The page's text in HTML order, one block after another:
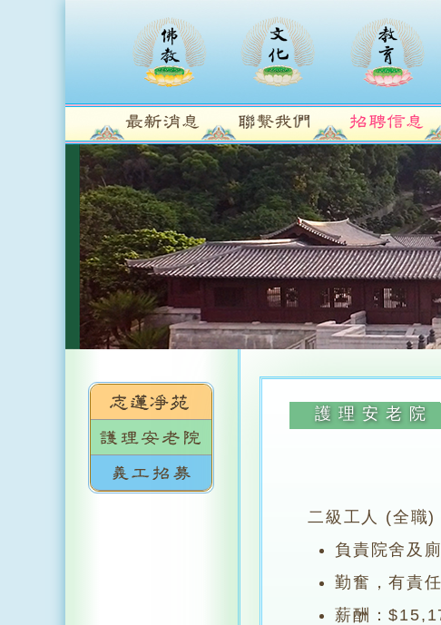
護理安老院
二級工人 (全職)
負責院舍及
勤奮，有責
薪酬：